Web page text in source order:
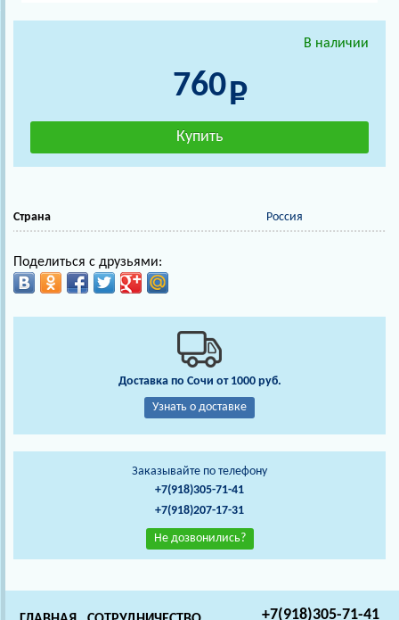
В наличии
760
Страна Россия
Поделиться с друзьями:
Доставка по Сочи от 1000 руб.
Узнать о доставке
Заказывайте по телефону
+7(918)305-71-41
+7(918)207-17-31
Не дозвонились?
+7(918)305-71-41